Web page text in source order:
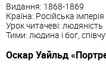
Видання: 1868-1869
Країна: Російська імперія
Урок читачеві: людяність
Тими: людина і бог,
Оскар Уайльд